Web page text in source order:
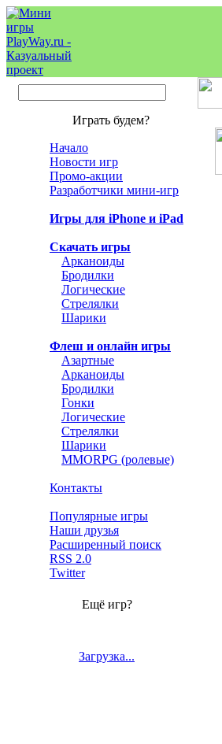
Играть будем?
Начало
Новости игр
Промо-акции
Разработчики мини-игр
Игры для iPhone и iPad
Скачать игры
Арканоиды
Бродилки
Логические
Стрелялки
Шарики
Флеш и онлайн игры
Азартные
Арканоиды
Бродилки
Гонки
Логические
Стрелялки
Шарики
MMORPG (ролевые)
Контакты
Популярные игры
Наши друзья
Расширенный поиск
RSS 2.0
Twitter
Ещё игр?
Загрузка...